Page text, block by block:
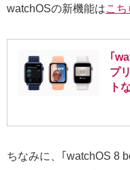
watchOSの新機能はこ
｢
プ
ト
ちなみに、｢watchOS 8